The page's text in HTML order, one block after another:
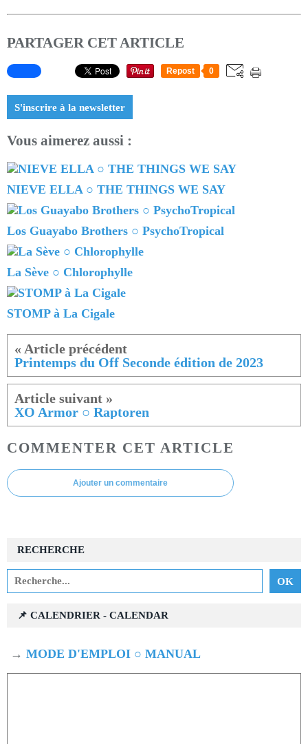
PARTAGER CET ARTICLE
Repost 0
S'inscrire à la newsletter
Vous aimerez aussi :
NIEVE ELLA ○ THE THINGS WE SAY
Los Guayabo Brothers ○ PsychoTropical
La Sève ○ Chlorophylle
STOMP à La Cigale
Printemps du Off Seconde édition de 2023
XO Armor ○ Raptoren
COMMENTER CET ARTICLE
Ajouter un commentaire
RECHERCHE
📌 CALENDRIER - CALENDAR
→ MODE D'EMPLOI ○ MANUAL